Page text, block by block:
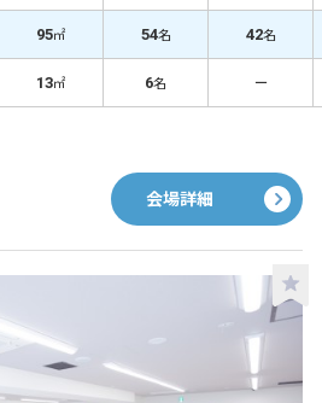
95㎡ 54名 42名
13㎡ 6名 －
会場詳細